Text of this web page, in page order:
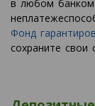
в любом
Фонд
сохраните свои